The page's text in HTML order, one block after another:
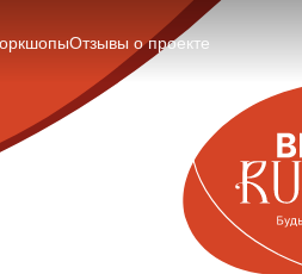
Отзывы о проекте